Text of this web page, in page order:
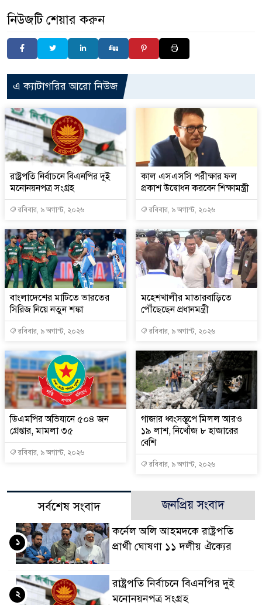
নিউজটি শেয়ার করুন
এ ক্যাটাগরির আরো নিউজ
রাষ্ট্রপতি নির্বাচনে বিএনপির দুই
মনোনয়নপত্র সংগ্রহ
রবিবার, ৯ অগাস্ট, ২০২৬
কাল এসএসসি পরীক্ষার ফল
প্রকাশ উদ্বোধন করবেন শিক্ষামন্ত্রী
রবিবার, ৯ অগাস্ট, ২০২৬
বাংলাদেশের মাটিতে ভারতের
সিরিজ নিয়ে নতুন শঙ্কা
রবিবার, ৯ অগাস্ট, ২০২৬
মহেশখালীর মাতারবাড়িতে
পৌঁছেছেন প্রধানমন্ত্রী
রবিবার, ৯ অগাস্ট, ২০২৬
ডিএমপির অভিযানে ৫০৪ জন
গ্রেপ্তার, মামলা ৩৫
রবিবার, ৯ অগাস্ট, ২০২৬
গাজার ধ্বংসস্তূপে মিলল আরও
১৯ লাশ, নিখোঁজ ৮ হাজারের
বেশি
রবিবার, ৯ অগাস্ট, ২০২৬
সর্বশেষ সংবাদ জনপ্রিয় সংবাদ
কর্নেল অলি আহমদকে রাষ্ট্রপতি
প্রার্থী ঘোষণা ১১ দলীয় ঐক্যের
১
রাষ্ট্রপতি নির্বাচনে বিএনপির দুই
মনোনয়নপত্র সংগ্রহ
২